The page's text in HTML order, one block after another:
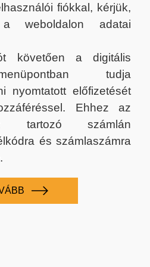
fiókkal, kérjük,
a weboldalon adatai
követően a digitális
tudja
nyomtatott előfizetését
Ehhez az
tartozó számlán
és számlaszámra